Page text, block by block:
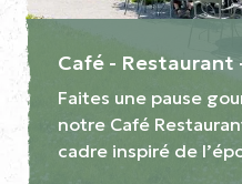
Café - Restaurant
Faites une pause
notre Café
cadre inspiré de